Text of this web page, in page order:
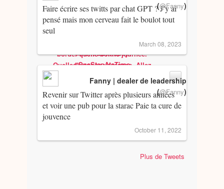
Faire écrire ses twitts par chat GPT ? J’y ai
pensé mais mon cerveau fait le boulot tout
seul
(@Fanny)
March 08, 2023
Revenir sur Twitter après plusieurs années
et voir une pub pour la starac Paie ta cure de
jouvence
Fanny | dealer de leadership
(@Fanny)
October 11, 2022
Plus de Tweets